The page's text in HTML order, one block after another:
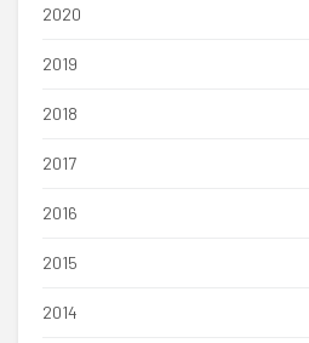
2020
2019
2018
2017
2016
2015
2014